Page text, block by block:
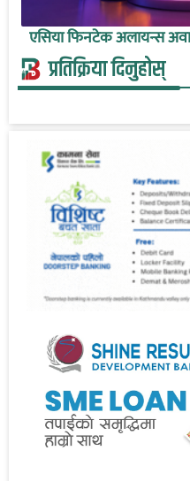
एसिया फिनटेक अलायन्स
प्रतिक्रिया दिनुहोस्